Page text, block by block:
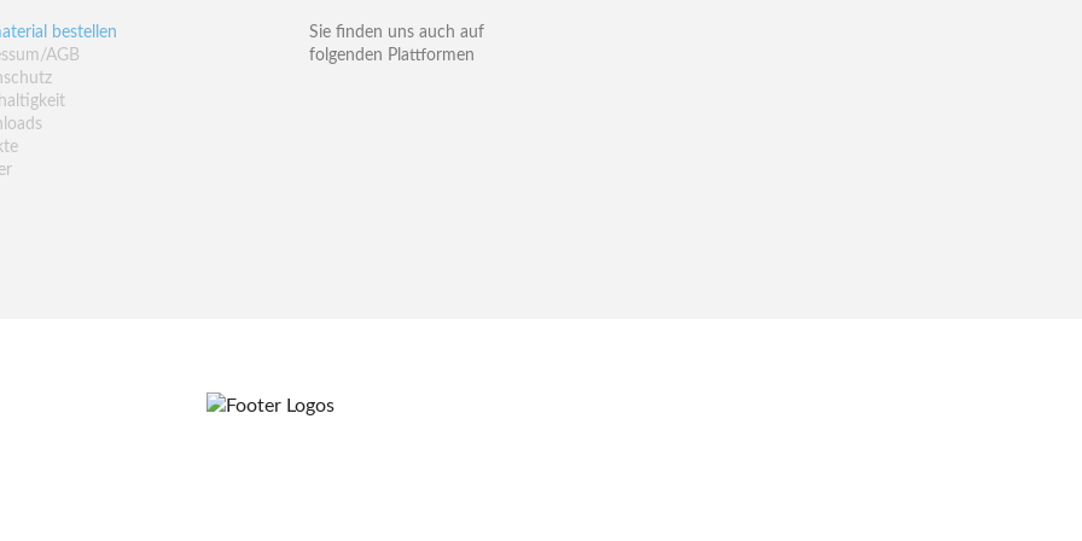
bestellen
AGB
Sie finden uns auch auf
folgenden Plattformen